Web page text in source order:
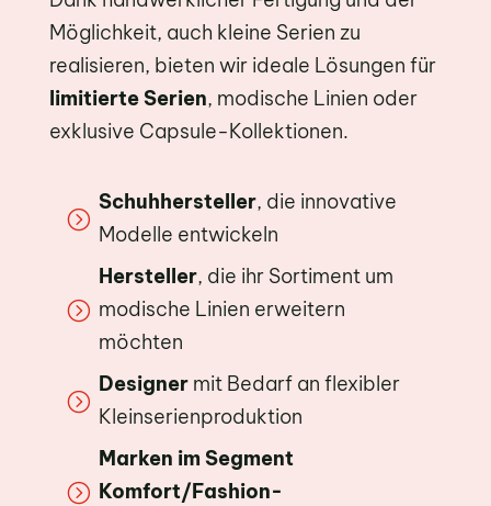
Möglichkeit, auch kleine Serien zu
realisieren, bieten wir ideale Lösungen für
limitierte Serien, modische Linien oder
exklusive Capsule-Kollektionen.
=
Schuhhersteller, die innovative
Modelle entwickeln
=
Hersteller, die ihr Sortiment um
modische Linien erweitern
möchten
=
Designermit Bedarf an flexibler
Kleinserienproduktion
=
Marken im Segment
Komfort/Fashion-